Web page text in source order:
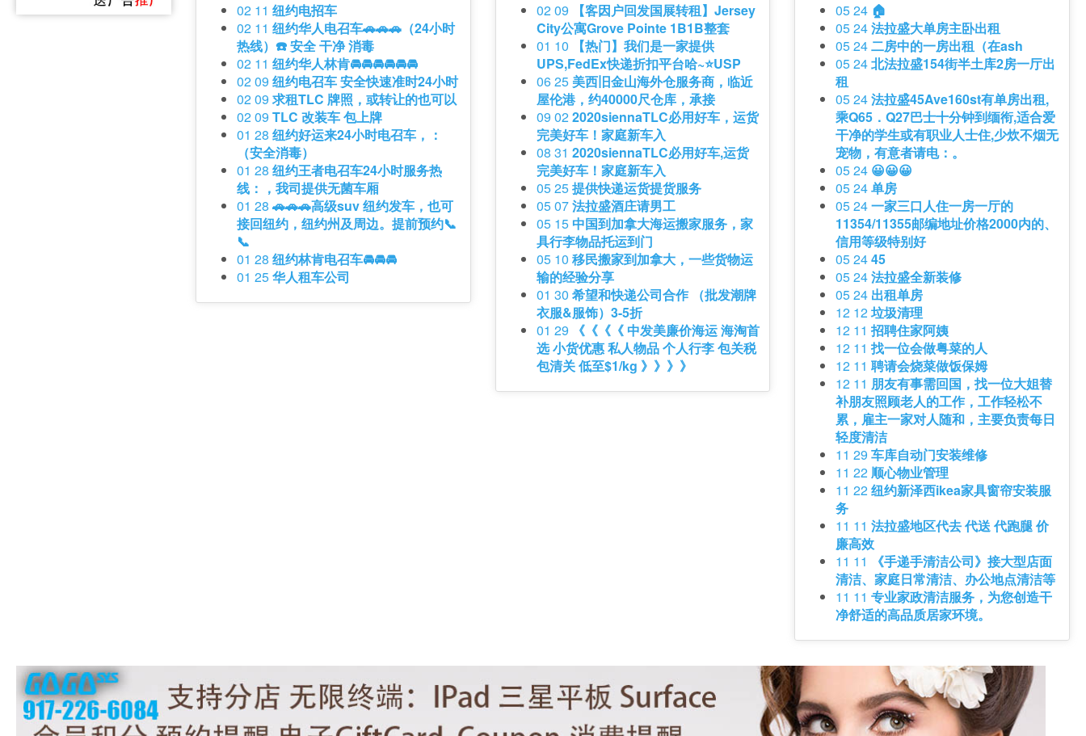
02 11纽约电招车
02 11纽约华人电召车🚗🚗🚗（24小时
热线）☎️ 安全 干净 消毒
02 11纽约华人林肯🚘🚘🚘🚘🚘🚘
02 09纽约电召车 安全快速准时24小时
02 09求租TLC 牌照，或转让的也可以
02 09TLC 改装车 包上牌
01 28纽约好运来24小时电召车，：
（安全消毒）
01 28纽约王者电召车24小时服务热
线：，我司提供无菌车厢
01 28🚗🚗🚗高级suv 纽约发车，也可
接回纽约，纽约州及周边。提前预约📞
📞
01 28纽约林肯电召车🚘🚘🚘
01 25华人租车公司
02 09
【客因户‬回发国‬展转租】Jersey
City公寓Grove Pointe 1B1B整套
01 10
【热门】我们是一家提供
UPS,FedEx快递折扣平台哈~⭐USP
06 25 美西旧金山海外仓服务商，临近
屋伦港，约40000尺仓库，承接
09 022020siennaTLC必用好车，运货
完美好车！家庭新车入
08 31 2020siennaTLC必用好车,运货
完美好车！家庭新车入
05 25提供快递运货提货服务
05 07法拉盛酒庄请男工
05 15 中国到加拿大海运搬家服务，家
具行李物品托运到门
05 10 移民搬家到加拿大，一些货物运
输的经验分享
01 30 希望和快递公司合作 （批发潮牌
衣服&服饰）3-5折
01 29
《《《《 中发美廉价海运 海淘首
选 小货优惠 私人物品 个人行李 包关税
包清关 低至$1/kg 》》》》
05 24 🏠
05 24法拉盛大单房主卧出租
05 24二房中的一房出租（在ash
05 24北法拉盛154街半土库2房一厅出
租
05 24法拉盛45Ave160st有单房出租,
乘Q65．Q27巴士十分钟到缅衔,适合爱
干净的学生或有职业人士住,少炊不烟无
宠物，有意者请电：。
05 24 😀😀😀
05 24单房
05 24一家三口人住一房一厅的
11354/11355邮编地址价格2000内的、
信用等级特别好
05 2445
05 24法拉盛全新装修
05 24 出租单房
12 12垃圾清理
12 11招聘住家阿姨
12 11找一位会做粤菜的人
12 11聘请会烧菜做饭保姆
12 11 朋友有事需回国，找一位大姐替
补朋友照顾老人的工作，工作轻松不
累，雇主一家对人随和，主要负责每日
轻度清洁
11 29车库自动门安装维修
11 22顺心物业管理
11 22纽约新泽西ikea家具窗帘安装服
务
11 11法拉盛地区代去 代送 代跑腿 价
廉高效
11 11
《手递手清洁公司》接大型店面
清洁、家庭日常清洁、办公地点清洁等
11 11专业家政清洁服务，为您创造干
净舒适的高品质居家环境。